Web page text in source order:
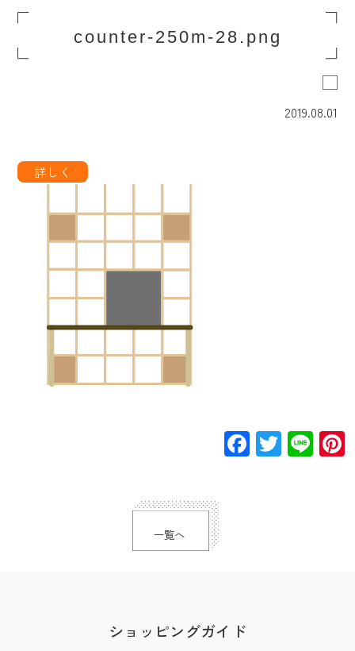
counter-250m-28.png
2019.08.01
Facebook
一覧へ
ショッピングガイド